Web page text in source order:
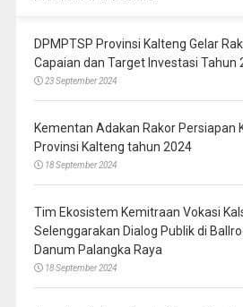
DPMPTSP Provinsi Kalteng Gelar
Capaian dan Target Investasi Tahun
23 September 2024
Kementan Adakan Rakor Persiapan
Provinsi Kalteng tahun 2024
18 September 2024
Tim Ekosistem Kemitraan Vokasi
Selenggarakan Dialog Publik di
Danum Palangka Raya
18 September 2024